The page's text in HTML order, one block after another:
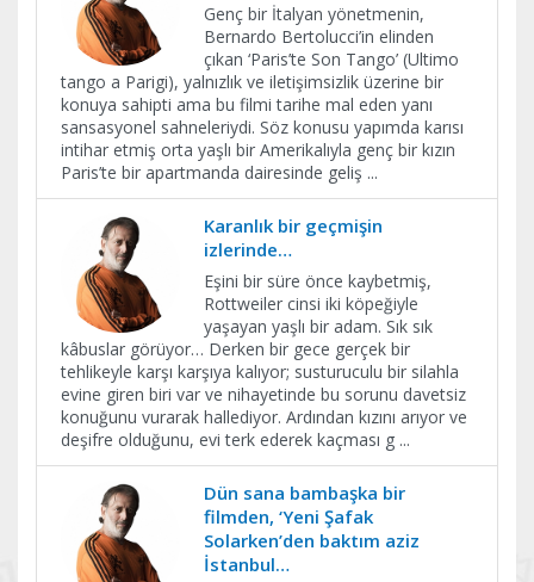
Genç bir İtalyan yönetmenin,
Bernardo Bertolucci’in elinden
çıkan ‘Paris’te Son Tango’ (Ultimo
tango a Parigi), yalnızlık ve iletişimsizlik üzerine bir
konuya sahipti ama bu filmi tarihe mal eden yanı
sansasyonel sahneleriydi. Söz konusu yapımda karısı
intihar etmiş orta yaşlı bir Amerikalıyla genç bir kızın
Paris’te bir apartmanda dairesinde geliş ...
Karanlık bir geçmişin
izlerinde…
Eşini bir süre önce kaybetmiş,
Rottweiler cinsi iki köpeğiyle
yaşayan yaşlı bir adam. Sık sık
kâbuslar görüyor… Derken bir gece gerçek bir
tehlikeyle karşı karşıya kalıyor; susturuculu bir silahla
evine giren biri var ve nihayetinde bu sorunu davetsiz
konuğunu vurarak hallediyor. Ardından kızını arıyor ve
deşifre olduğunu, evi terk ederek kaçması g ...
Dün sana bambaşka bir
filmden, ‘Yeni Şafak
Solarken’den baktım aziz
İstanbul…